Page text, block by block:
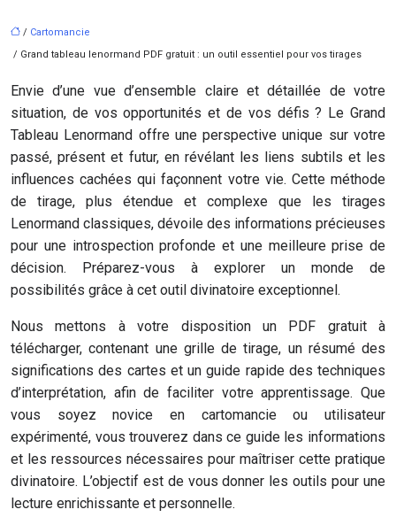
/ Cartomancie
/ Grand tableau lenormand PDF gratuit : un outil essentiel pour vos tirages
Envie d’une vue d’ensemble claire et détaillée de votre
situation, de vos opportunités et de vos défis ? Le Grand
Tableau Lenormand offre une perspective unique sur votre
passé, présent et futur, en révélant les liens subtils et les
influences cachées qui façonnent votre vie. Cette méthode
de tirage, plus étendue et complexe que les tirages
Lenormand classiques, dévoile des informations précieuses
pour une introspection profonde et une meilleure prise de
décision. Préparez-vous à explorer un monde de
possibilités grâce à cet outil divinatoire exceptionnel.
Nous mettons à votre disposition un PDF gratuit à
télécharger, contenant une grille de tirage, un résumé des
significations des cartes et un guide rapide des techniques
d’interprétation, afin de faciliter votre apprentissage. Que
vous soyez novice en cartomancie ou utilisateur
expérimenté, vous trouverez dans ce guide les informations
et les ressources nécessaires pour maîtriser cette pratique
divinatoire. L’objectif est de vous donner les outils pour une
lecture enrichissante et personnelle.